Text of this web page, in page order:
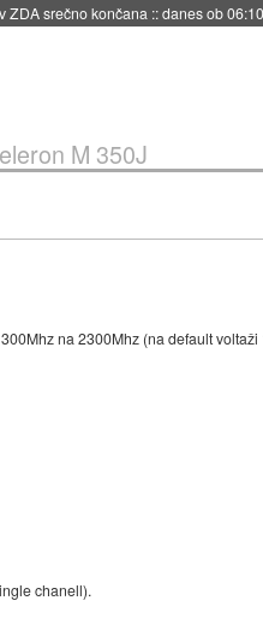
::danes ob 06:09
M 350J
na 2300Mhz (na default
chanell).